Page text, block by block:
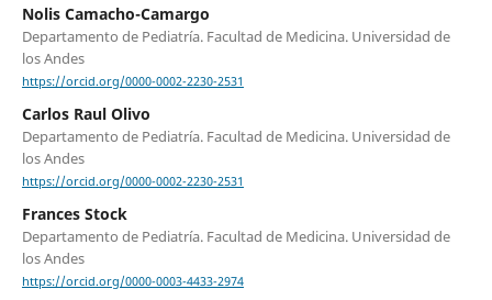
Nolis Camacho-Camargo
Departamento de Pediatría. Facultad de Medicina. Universidad de
los Andes
https://orcid.org/0000-0002-2230-2531
Carlos Raul Olivo
Departamento de Pediatría. Facultad de Medicina. Universidad de
los Andes
https://orcid.org/0000-0002-2230-2531
Frances Stock
Departamento de Pediatría. Facultad de Medicina. Universidad de
los Andes
https://orcid.org/0000-0003-4433-2974